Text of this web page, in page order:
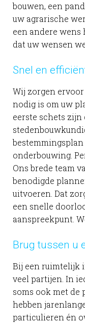
bouwen, een
uw agrarische
een andere wens
dat uw wensen
Snel en
Wij zorgen
nodig is om uw
eerste schets
onderbouwing.
Ons brede team
benodigde
uitvoeren. Dat
een snelle
aanspreekpunt.
Brug tussen u
Bij een ruimtelijk
veel partijen. In
soms ook met de
hebben
particulieren én